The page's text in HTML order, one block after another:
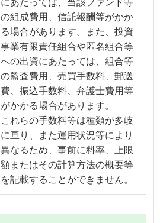
にあたっては、当該ファンド等
の組成費用、信託報酬等がかか
る場合があります。また、投資
事業有限責任組合や匿名組合等
への出資にあたっては、組合等
の監査費用、売買手数料、郵送
費、振込手数料、弁護士費用等
がかかる場合があります。
これらの手数料等は種類が多岐
に亘り、また運用状況等により
異なるため、事前に料率、上限
額またはその計算方法の概要等
を記載することができません。